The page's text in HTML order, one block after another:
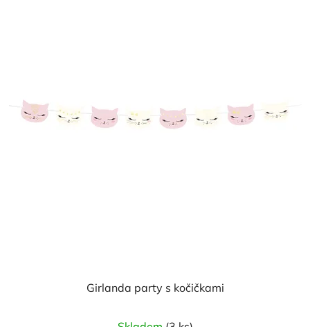
Girlanda party s kočičkami